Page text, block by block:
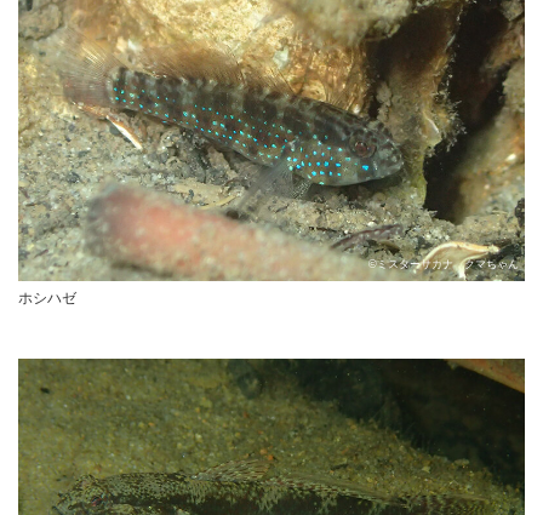
©ミスターサカナ クマちゃん
ホシハゼ